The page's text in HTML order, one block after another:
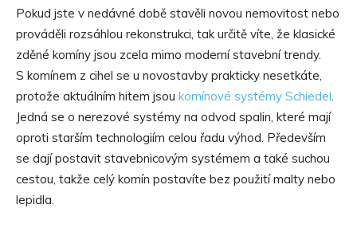
Pokud jste v nedávné době stavěli novou nemovitost nebo
prováděli rozsáhlou rekonstrukci, tak určitě víte, že klasické
zděné komíny jsou zcela mimo moderní stavební trendy.
S komínem z cihel se u novostavby prakticky nesetkáte,
protože aktuálním hitem jsou komínové systémy Schiedel.
Jedná se o nerezové systémy na odvod spalin, které mají
oproti starším technologiím celou řadu výhod. Především
se dají postavit stavebnicovým systémem a také suchou
cestou, takže celý komín postavíte bez použití malty nebo
lepidla.